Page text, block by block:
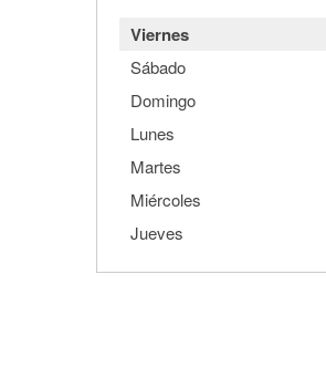
Viernes
Sábado
Domingo
Lunes
Martes
Miércoles
Jueves